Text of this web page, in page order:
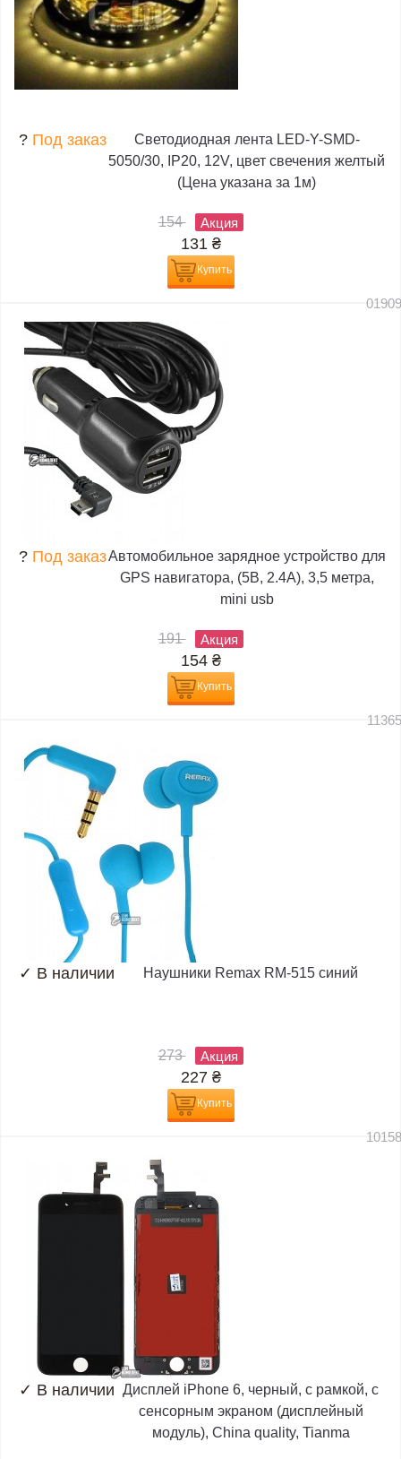
? Под заказ
Светодиодная лента LED-Y-SMD-
5050/30, IP20, 12V, цвет свечения желтый
(Цена указана за 1м)
154 Акция
131 ₴
Купить
? Под заказАвтомобильное зарядное устройство для
GPS навигатора, (5В, 2.4А), 3,5 метра,
mini usb
191 Акция
154 ₴
Купить
✓ В наличии Наушники Remax RM-515 синий
273 Акция
227 ₴
Купить
✓ В наличии Дисплей iPhone 6, черный, с рамкой, с
сенсорным экраном (дисплейный
модуль), China quality, Tianma